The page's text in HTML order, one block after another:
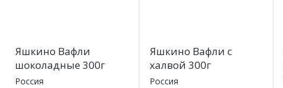
Яшкино Вафли
шоколадные 300г
Россия
Яшкино Вафли с
халвой 300г
Россия